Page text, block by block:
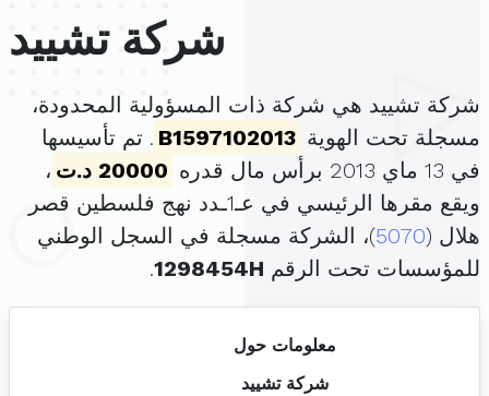
شركة تشييد
شركة تشييد هي شركة ذات المسؤولية المحدودة،
مسجلة تحت الهوية B1597102013 . تم تأسيسها
في 13 ماي 2013 برأس مال قدره
20000 د.ت
،
ويقع مقرها الرئيسي في عـ1ـدد نهج فلسطين قصر
هلال (5070)، الشركة مسجلة في السجل الوطني
للمؤسسات تحت الرقم 1298454H
.
معلومات حول
شركة تشييد